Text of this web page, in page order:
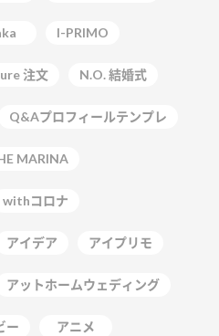
I-PRIMO
注文 N.O. 結婚式
Q&Aプロフィールテンプレ
MARINA
withコロナ
アイデア アイプリモ
アットホームウェディング
ー アニメ